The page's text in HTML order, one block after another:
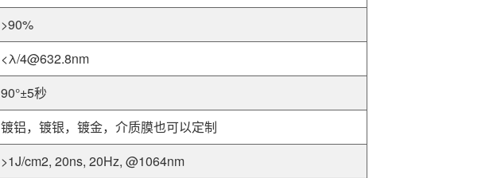
>90%
<λ/4@632.8nm
90°±5秒
镀铝，镀银，镀金，介质膜也可以定制
>1J/cm2, 20ns, 20Hz, @1064nm